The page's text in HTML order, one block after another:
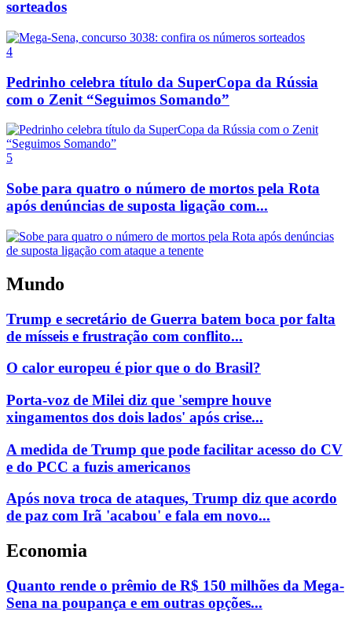
sorteados
4
Pedrinho celebra título da SuperCopa da Rússia
com o Zenit “Seguimos Somando”
5
Sobe para quatro o número de mortos pela Rota
após denúncias de suposta ligação com...
Mundo
Trump e secretário de Guerra batem boca por falta
de mísseis e frustração com conflito...
O calor europeu é pior que o do Brasil?
Porta-voz de Milei diz que 'sempre houve
xingamentos dos dois lados' após crise...
A medida de Trump que pode facilitar acesso do CV
e do PCC a fuzis americanos
Após nova troca de ataques, Trump diz que acordo
de paz com Irã 'acabou' e fala em novo...
Economia
Quanto rende o prêmio de R$ 150 milhões da Mega-
Sena na poupança e em outras opções...